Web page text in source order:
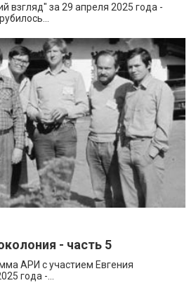
взгляд" за 29 апреля 2025 года -
- часть 5
АРИ с участием Евгения
года -...